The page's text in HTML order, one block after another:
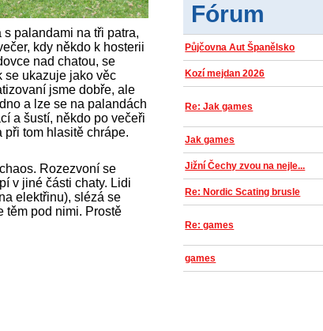
palandami na tři patra,
kdy někdo k hosterii
nad chatou, se
se ukazuje jako věc
jsme dobře, ale
a lze se na palandách
a šustí, někdo po večeři
při tom hlasitě chrápe.
Rozezvoní se
v jiné části chaty. Lidi
elektřinu), slézá se
těm pod nimi. Prostě
Fórum
Půjčovna Aut Španělsko
Kozí mejdan 2026
Re: Jak games
Jak games
Jižní Čechy zvou na nejle...
Re: Nordic Scating brusle
Re: games
games